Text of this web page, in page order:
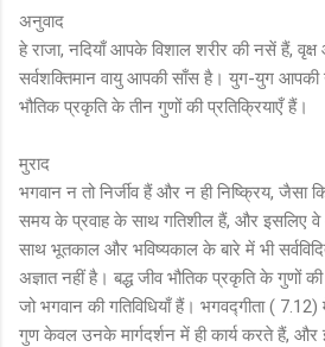
अनुवाद
हे राजा, नदियाँ आपके विशाल शरीर की नसें हैं,
सर्वशक्तिमान वायु आपकी साँस है। युग-युग आपकी
भौतिक प्रकृति के तीन गुणों की प्रतिक्रियाएँ हैं।
मुराद
भगवान न तो निर्जीव हैं और न ही निष्क्रिय,
समय के प्रवाह के साथ गतिशील हैं, और इसलिए वे
साथ भूतकाल और भविष्यकाल के बारे में भी
अज्ञात नहीं है। बद्ध जीव भौतिक प्रकृति के गुणों
जो भगवान की गतिविधियाँ हैं। भगवद्गीता (
गुण केवल उनके मार्गदर्शन में ही कार्य करते हैं, और